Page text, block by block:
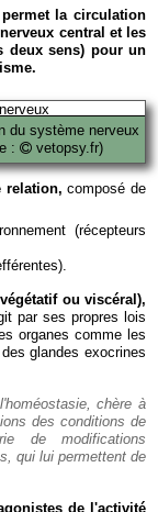
la circulation
central et les
deux sens) pour un
du système nerveux
:
vetopsy.fr)
relation, composé de
(récepteurs
ou viscéral),
par ses propres lois
organes comme les
glandes exocrines
chère à
des conditions de
de modifications
qui lui permettent de
de l'activité